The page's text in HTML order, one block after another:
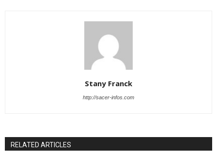
Stany Franck
http://sacer-infos.com
RELATED ARTICLES